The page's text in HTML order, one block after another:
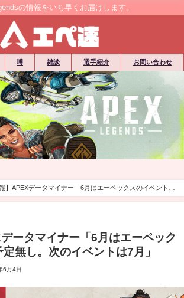
の情報をいち早くお届けします。
噂 雑談 選手紹介 お問い合わせ
報】APEXデータマイナー「6月はエーペックスのイベント予
」
データマイナー「6月はエーペック
無し。次のイベントは7月」
6月4日